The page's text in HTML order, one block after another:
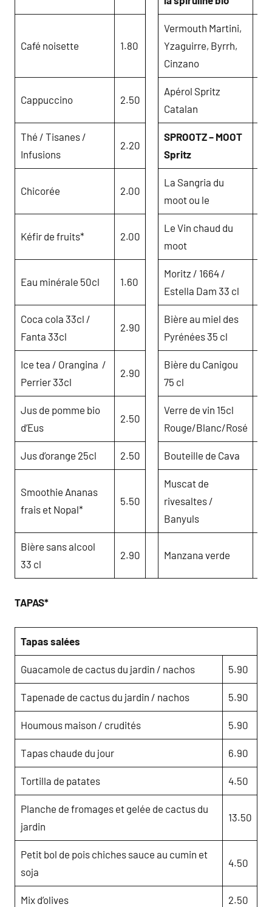
Café noisette 1.80
Vermouth Martini,
Yzaguirre, Byrrh,
Cinzano
Cappuccino 2.50
Apérol Spritz
Catalan
Thé / Tisanes /
Infusions
2.20
SPROOTZ – MOOT
Spritz
Chicorée 2.00
La Sangria du
moot ou le
Kéfir de fruits* 2.00
Le Vin chaud du
moot
Eau minérale 50cl 1.60
Moritz / 1664 /
Estella Dam 33 cl
Coca cola 33cl /
Fanta 33cl
2.90
Bière au miel des
Pyrénées 35 cl
Ice tea / Orangina /
Perrier 33cl
2.90
Bière du Canigou
75 cl
Jus de pomme bio
d’Eus
2.50
Verre de vin 15cl
Rouge/Blanc/Rosé
Jus d’orange 25cl 2.50 Bouteille de Cava
Smoothie Ananas
frais et Nopal*
5.50
Muscat de
rivesaltes /
Banyuls
Bière sans alcool
33 cl
2.90 Manzana verde
TAPAS*
Tapas salées
Guacamole de cactus du jardin / nachos 5.90
Tapenade de cactus du jardin / nachos 5.90
Houmous maison / crudités 5.90
Tapas chaude du jour 6.90
Tortilla de patates 4.50
Planche de fromages et gelée de cactus du
jardin
13.50
Petit bol de pois chiches sauce au cumin et
soja
4.50
Mix d’olives 2.50